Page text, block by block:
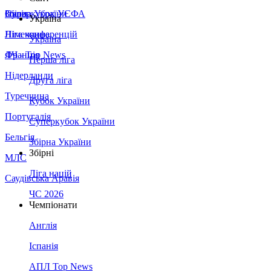
Збірна України
Італія
Німеччина
Франція
Нідерланди
Туреччина
Португалія
Бельгія
МЛС
Саудівська Аравія
Суперкубок УЄФА
Ліга конференцій
ЛЧ - Top News
Україна
Україна
Перша ліга
Друга ліга
Кубок України
Суперкубок України
Збірна України
Збірні
Ліга націй
ЧС 2026
Чемпіонати
Англія
Іспанія
АПЛ Top News